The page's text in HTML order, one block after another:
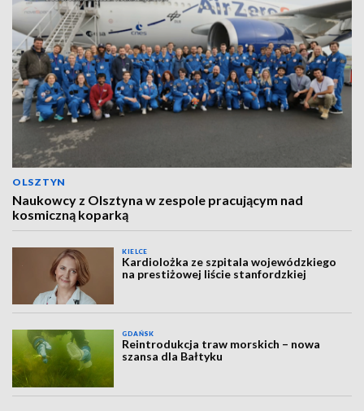
OLSZTYN
Naukowcy z Olsztyna w zespole pracującym nad
kosmiczną koparką
KIELCE
Kardiolożka ze szpitala wojewódzkiego
na prestiżowej liście stanfordzkiej
GDAŃSK
Reintrodukcja traw morskich – nowa
szansa dla Bałtyku